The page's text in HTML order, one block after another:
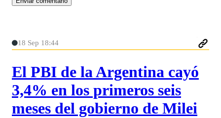
18 Sep 18:44
El PBI de la Argentina cayó
3,4% en los primeros seis
meses del gobierno de Milei